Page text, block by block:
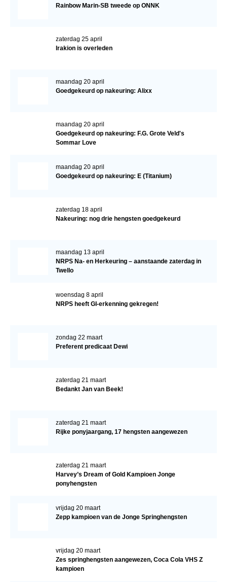
Regio Noord
Regio Midden
Bestuur Regio Midden
Bestuur Regio West
Bestuur Regio Zuid
Evenementen
Rainbow Marin-SB tweede op ONNK
zaterdag 25 april
Irakion is overleden
maandag 20 april
Goedgekeurd op nakeuring: Alixx
maandag 20 april
Goedgekeurd op nakeuring: F.G. Grote Veld's
Sommar Love
maandag 20 april
Goedgekeurd op nakeuring: E (Titanium)
zaterdag 18 april
Nakeuring: nog drie hengsten goedgekeurd
maandag 13 april
NRPS Na- en Herkeuring – aanstaande zaterdag in
Twello
woensdag 8 april
NRPS heeft GI-erkenning gekregen!
zondag 22 maart
Preferent predicaat Dewi
zaterdag 21 maart
Bedankt Jan van Beek!
zaterdag 21 maart
Rijke ponyjaargang, 17 hengsten aangewezen
zaterdag 21 maart
Harvey’s Dream of Gold Kampioen Jonge
ponyhengsten
vrijdag 20 maart
Zepp kampioen van de Jonge Springhengsten
vrijdag 20 maart
Zes springhengsten aangewezen, Coca Cola VHS Z
kampioen